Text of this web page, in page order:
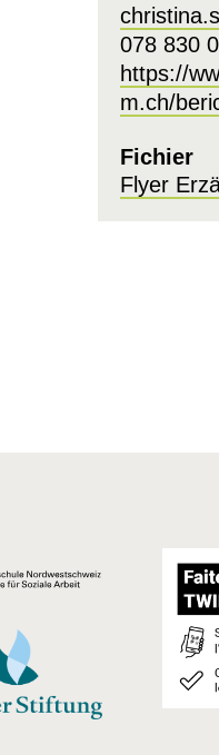
078 830
https://
m.ch/
Fichier
Flyer